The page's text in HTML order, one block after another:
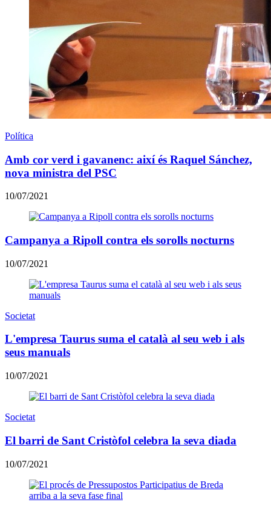
Política
Amb cor verd i gavanenc: així és Raquel Sánchez,
nova ministra del PSC
10/07/2021
Campanya a Ripoll contra els sorolls nocturns
10/07/2021
Societat
L'empresa Taurus suma el català al seu web i als
seus manuals
10/07/2021
Societat
El barri de Sant Cristòfol celebra la seva diada
10/07/2021